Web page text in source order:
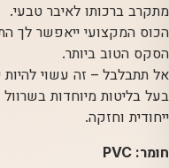
מתקרב ברכותו לאיבר טבעי.
הכוס המקצועי ייאפשר לך
הסקס הטוב ביותר.
אל תתבלבל – זה עשוי להיות
בעל בליטות מיוחדות
ייחודית וחזקה.
חומר: PVC